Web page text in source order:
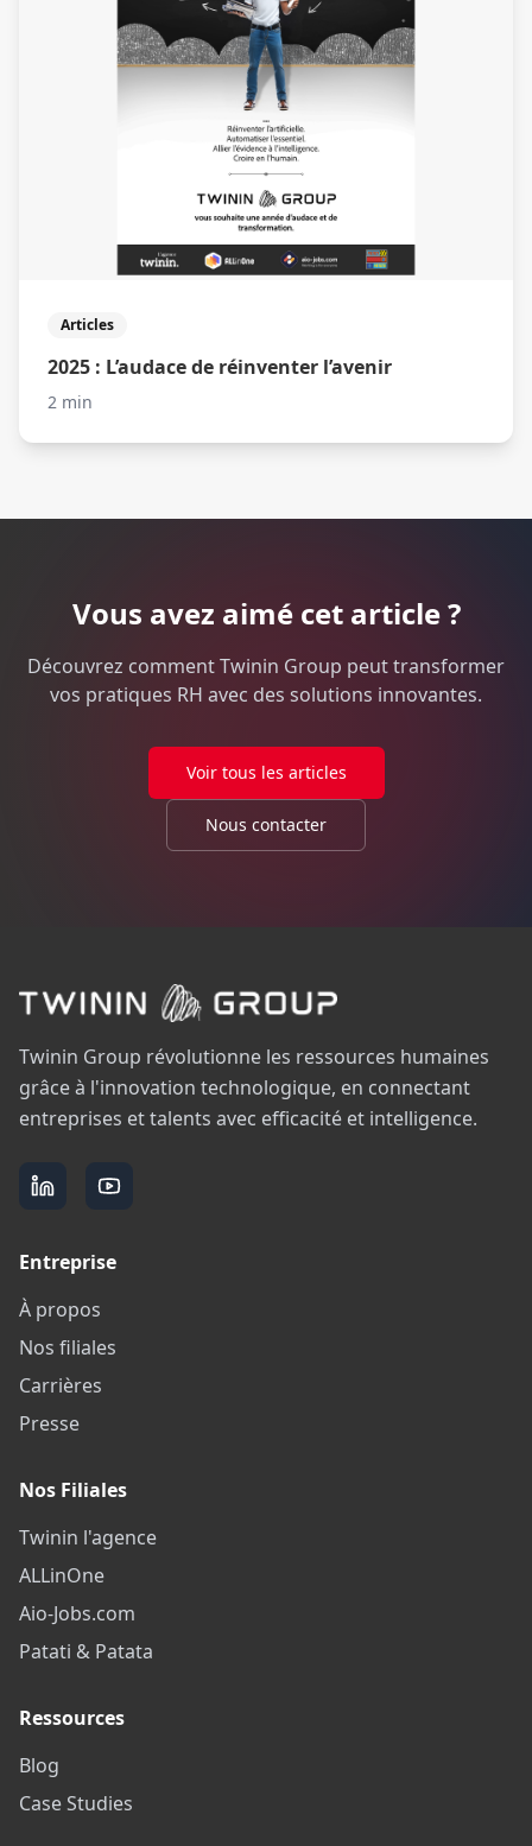
Articles
2025 : L’audace de réinventer l’avenir
2 min
Vous avez aimé cet article ?
Découvrez comment Twinin Group peut transformer
vos pratiques RH avec des solutions innovantes.
Voir tous les articles
Nous contacter
Twinin Group révolutionne les ressources humaines
grâce à l'innovation technologique, en connectant
entreprises et talents avec efficacité et intelligence.
Entreprise
À propos
Nos filiales
Carrières
Presse
Nos Filiales
Twinin l'agence
ALLinOne
Aio-Jobs.com
Patati & Patata
Ressources
Blog
Case Studies